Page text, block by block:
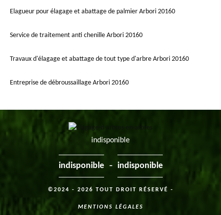
Elagueur pour élagage et abattage de palmier Arbori 20160
Service de traitement anti chenille Arbori 20160
Travaux d'élagage et abattage de tout type d'arbre Arbori 20160
Entreprise de débroussaillage Arbori 20160
indisponible
indisponible - indisponible
©2024 - 2026 TOUT DROIT RÉSERVÉ -
MENTIONS LÉGALES